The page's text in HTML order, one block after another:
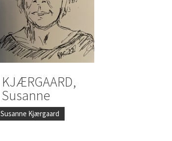
KJÆRGAARD,
Susanne
Susanne Kjærgaard